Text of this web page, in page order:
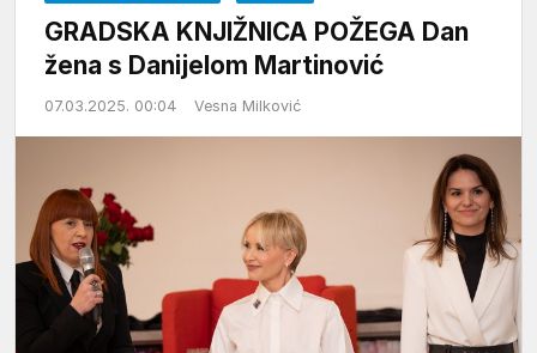
GRADSKA KNJIŽNICA POŽEGA Dan
žena s Danijelom Martinović
07.03.2025. 00:04 Vesna Milković